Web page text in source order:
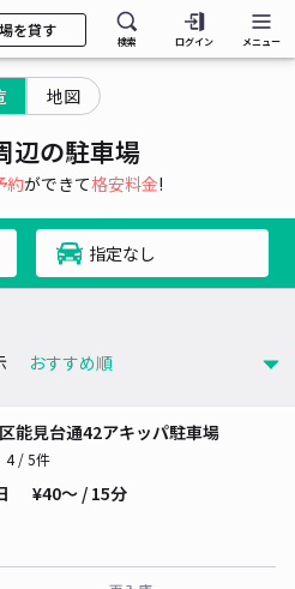
を貸す
検索 ログイン メニュー
地図
辺の駐車場
約ができて格安料金!
指定なし
能見台通42アキッパ駐車場
4/ 5件
¥40〜 / 15分